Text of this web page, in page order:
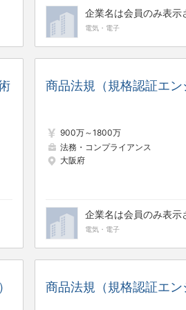
企業名は会員のみ表示
電気・電子
商品法規（規格認証エン
900万～1800万
法務・コンプライアンス
大阪府
企業名は会員のみ表示
電気・電子
商品法規（規格認証エン